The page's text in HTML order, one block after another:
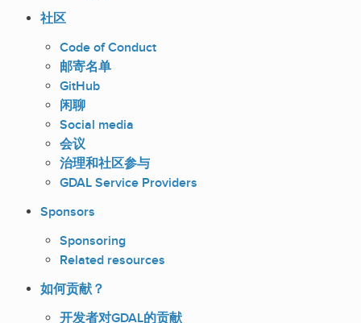
社区
Code of Conduct
邮寄名单
GitHub
闲聊
Social media
会议
治理和社区参与
GDAL Service Providers
Sponsors
Sponsoring
Related resources
如何贡献？
开发者对GDAL的贡献